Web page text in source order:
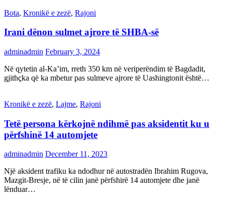
Bota, Kronikë e zezë, Rajoni
Irani dënon sulmet ajrore të SHBA-së
adminadmin February 3, 2024
Në qytetin al-Ka’im, rreth 350 km në veriperëndim të Bagdadit,
gjithçka që ka mbetur pas sulmeve ajrore të Uashingtonit është…
Kronikë e zezë, Lajme, Rajoni
Tetë persona kërkojnë ndihmë pas aksidentit ku u
përfshinë 14 automjete
adminadmin December 11, 2023
Një aksident trafiku ka ndodhur në autostradën Ibrahim Rugova,
Mazgit-Bresje, në të cilin janë përfshirë 14 automjete dhe janë
lënduar…